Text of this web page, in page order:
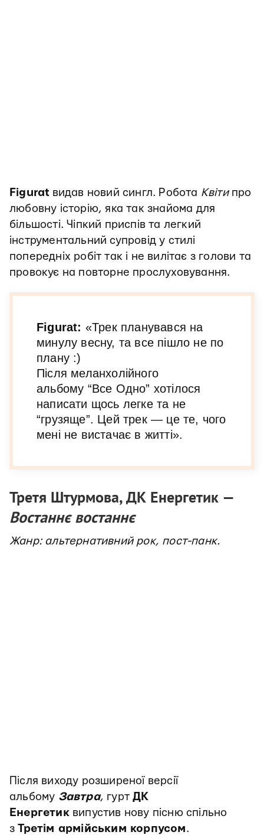
Figurat видав новий сингл. Робота Квітипро
любовну історію, яка так знайома для
більшості. Чіпкий приспів та легкий
інструментальний супровід у стилі
попередніх робіт так і не вилітає з голови та
провокує на повторне прослуховування.
Figurat: «Трек планувався на
минулу весну, та все пішло не по
плану :)
Після меланхолійного
альбому “Все Одно” хотілося
написати щось легке та не
“грузяще”. Цей трек — це те, чого
мені не вистачає в житті».
Третя Штурмова, ДК Енергетик —
Востаннє востаннє
Жанр: альтернативний рок, пост-панк.
Після виходу розширеної версії
альбому Завтра, гуртДК
Енергетиквипустив нову пісню спільно
зТретім армійським корпусом.